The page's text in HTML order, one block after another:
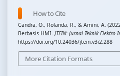
How to Cite
Candra, O., Rolanda, R., & Amini, A.
Berbasis HMI. JTEIN: Jurnal Teknik Elektro
https://doi.org/10.24036/jtein.v3i2.288
More Citation Formats